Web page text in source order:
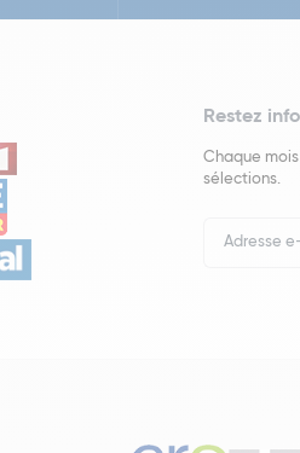
Restez
Chaque
sélections.
Newsletter